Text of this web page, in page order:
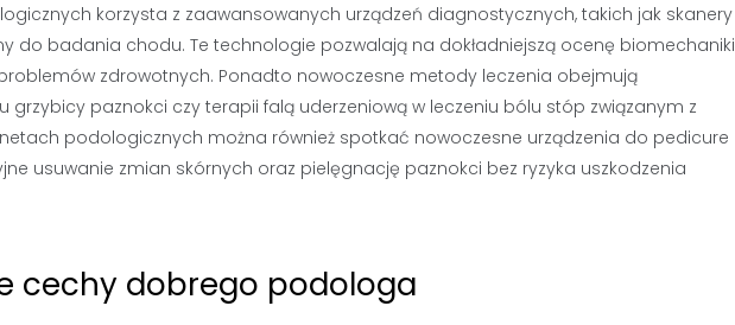
korzysta z zaawansowanych urządzeń diagnostycznych, takich jak skanery
do badania chodu. Te technologie pozwalają na dokładniejszą ocenę biomechaniki
zdrowotnych. Ponadto nowoczesne metody leczenia obejmują
grzybicy paznokci czy terapii falą uderzeniową w leczeniu bólu stóp związanym z
podologicznych można również spotkać nowoczesne urządzenia do pedicure
usuwanie zmian skórnych oraz pielęgnację paznokci bez ryzyka uszkodzenia
cechy dobrego podologa